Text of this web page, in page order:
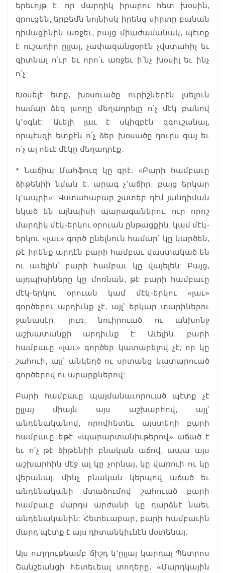
երեւոյթ է, որ մարդիկ իրարու հետ խօսին,
զրուցեն, երբեմն նոյնիսկ իրենց սիրտը բանան
դիմացինին առջեւ, բայց միաժամանակ, պէտք
է ուշադիր ըլլալ, չափազանցօրէն չվստահիլ եւ
գիտնալ ո՛ւր եւ որո՛ւ առջեւ ի՛նչ խօսիլ եւ ինչ
ո՛չ:
Խօսելէ ետք, խօսուածը ուրիշներէն լսելուն
համար ձեզ լսողը մեղադրելը ո՛չ մէկ բանով
կ՚օգնէ: Աւելի լաւ է սկիզբէն զգուշանալ,
որպէսզի ետքէն ո՛չ ձեր խօսածը դուրս գայ եւ
ո՛չ ալ ոեւէ մէկը մեղադրէք:
* Նաճիպ Մահֆուզ կը գրէ. «Բարի համբաւը
ձիթենիի նման է, արագ չ՚աճիր, բայց երկար
կ՚ապրի»: Վստահաբար շատեր դէմ յանդիման
եկած են այնպիսի պարագաներու, ուր որոշ
մարդիկ մէկ-երկու օրուան ընթացքին, կամ մէկ-
երկու «լաւ» գործ ընելնուն համար՝ կը կարծեն,
թէ իրենք արդէն բարի համբաւ վաստակած են
ու աւելին՝ բարի համբաւ կը վայելեն: Բայց,
այդպիսիները կը մոռնան, թէ բարի համբաւը
մէկ-երկու օրուան կամ մէկ-երկու «լաւ»
գործերու արդիւնք չէ, այլ՝ երկար տարիներու
ջանասէր, լուռ, նուիրուած ու անխոնջ
աշխատանքի արդիւնք է: Աւելին, բարի
համբաւը «լաւ» գործեր կատարելով չէ, որ կը
շահուի, այլ՝ անկեղծ ու սրտանց կատարուած
գործերով ու արարքներով:
Բարի համբաւը պայմանաւորուած պէտք չէ
ըլլայ միայն այս աշխարհով, այլ՝
անդենականով, որովհետեւ այստեղի բարի
համբաւը եթէ «պարարտանիւթերով» աճած է
եւ ո՛չ թէ ձիթենիի բնական աճով, ապա այս
աշխարհին մէջ ալ կը չորնայ, կը վառուի ու կը
վերանայ, մինչ բնական կերպով աճած եւ
անդենականի մտածումով շահուած բարի
համբաւը մարդս արժանի կը դարձնէ նաեւ
անդենականին: Հետեւաբար, բարի համբաւին
մարդ պէտք է այս դիտանկիւնէն մօտենայ:
Այս ուղղութեամբ ճիշդ կ՚ըլլայ կարդալ Պետրոս
Շանշեանցի հետեւեալ տողերը. «Մարդկային